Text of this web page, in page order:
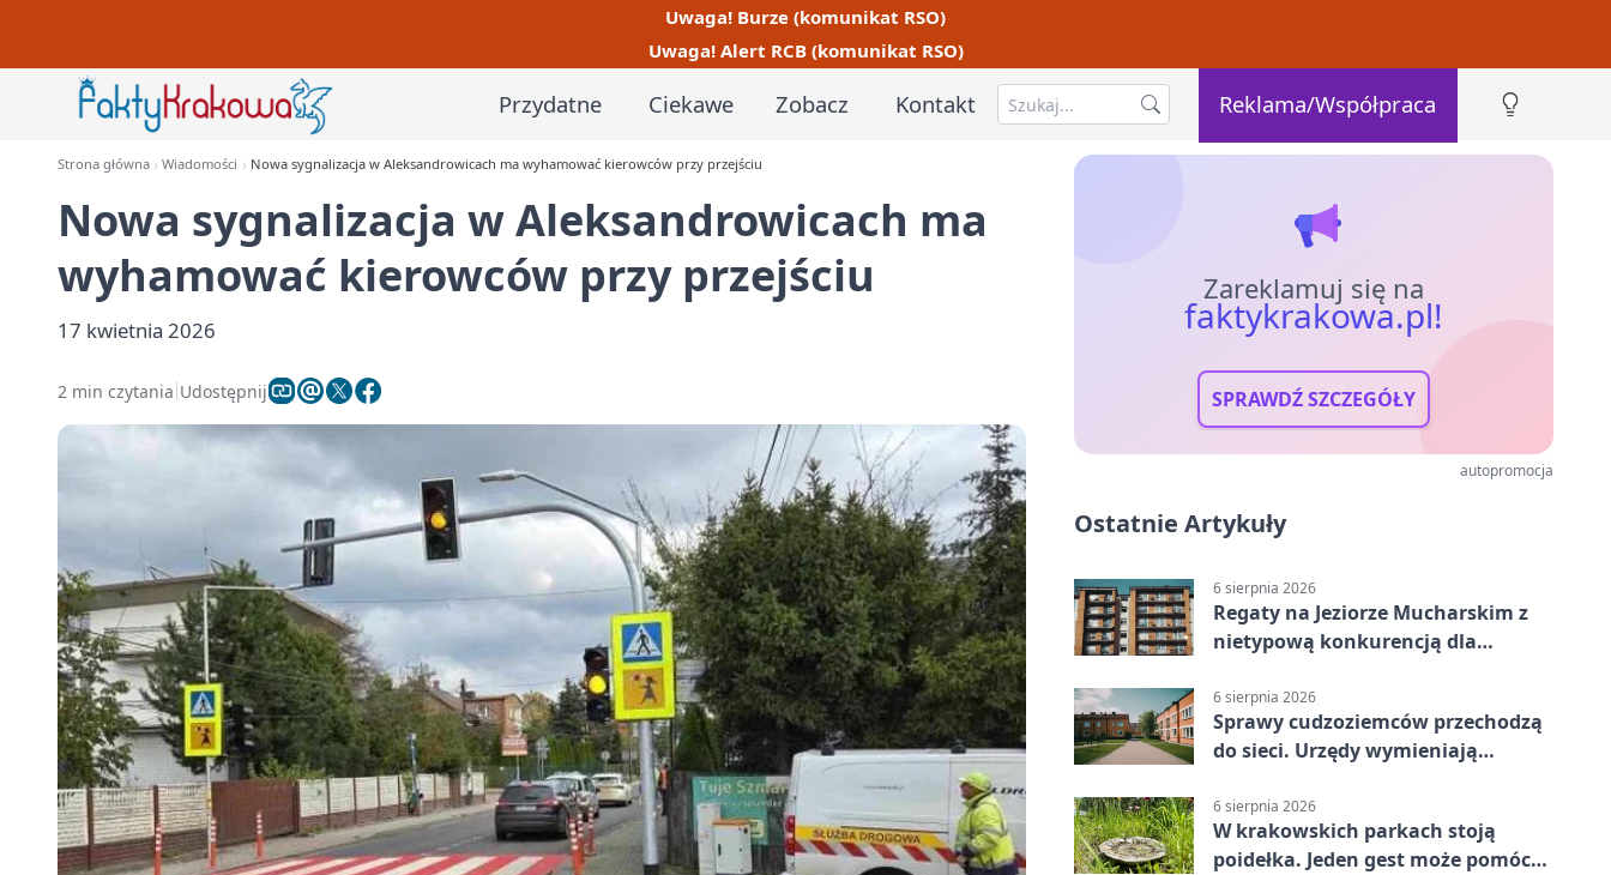
Uwaga! Burze (komunikat RSO)
Uwaga! Alert RCB (komunikat RSO)
Przydatne Ciekawe Zobacz Kontakt Reklama/Współpraca
Strona główna Wiadomości Nowa sygnalizacja w Aleksandrowicach ma wyhamować kierowców przy przejściu
Nowa sygnalizacja w Aleksandrowicach ma
wyhamować kierowców przy przejściu
17 kwietnia 2026
2 min czytania Udostępnij
Zareklamuj się na
faktykrakowa.pl!
SPRAWDŹ SZCZEGÓŁY
autopromocja
Ostatnie Artykuły
6 sierpnia 2026
Regaty na Jeziorze Mucharskim z
nietypową konkurencją dla
6 sierpnia 2026
Sprawy cudzoziemców przechodzą
do sieci. Urzędy wymieniają
6 sierpnia 2026
W krakowskich parkach stoją
poidełka. Jeden gest może pomóc